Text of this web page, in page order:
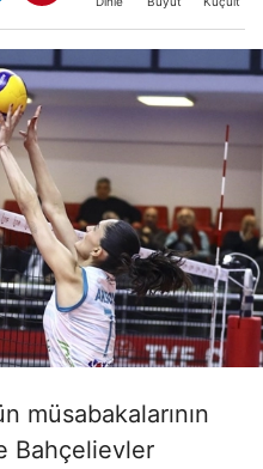
müsabakalarının
Bahçelievler